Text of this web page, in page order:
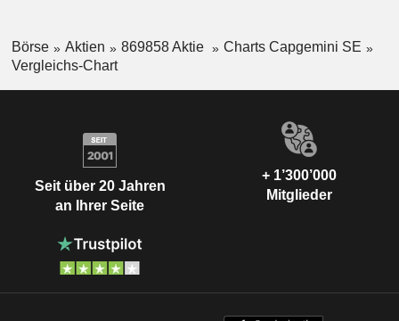
Börse Aktien 869858 Aktie
Charts Capgemini SE
Vergleichs-Chart
Seit über 20 Jahren
an Ihrer Seite
+ 1’300’000
Mitglieder